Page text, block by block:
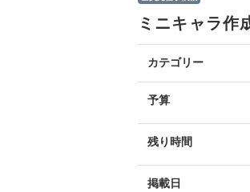
ミニキャラ作
カテゴリー
予算
残り時間
掲載日